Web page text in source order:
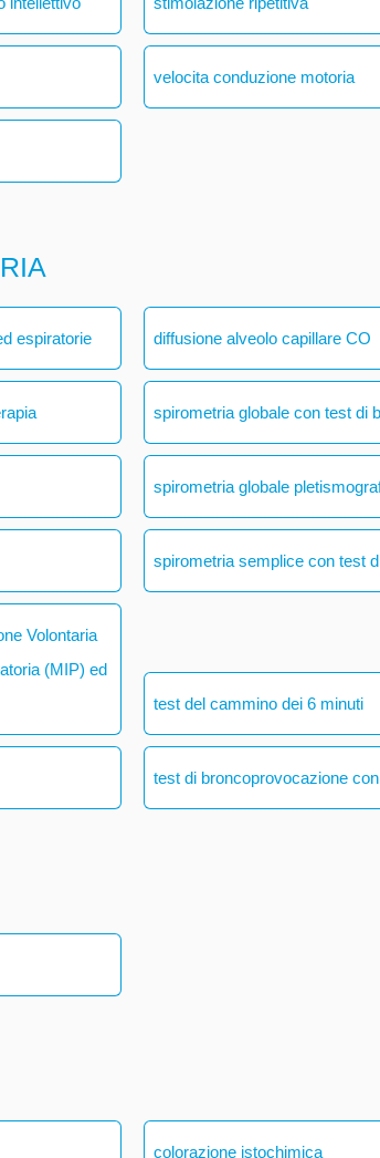
velocita conduzione motoria
espiratorie diffusione alveolo capillare CO
spirometria globale con test di
spirometria globale
spirometria semplice con test
Volontaria
(MIP) ed
test del cammino dei 6 minuti
test di broncoprovocazione
colorazione istochimica